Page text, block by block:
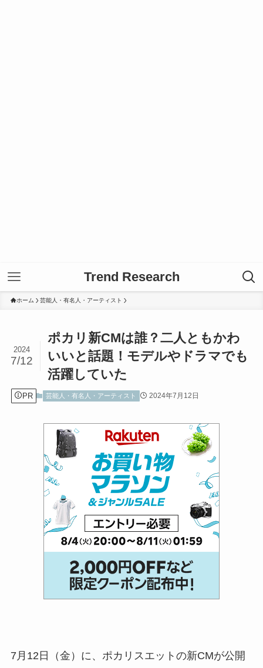
Trend Research
ホーム 芸能人・有名人・アーティスト
ポカリ新CMは誰？二人ともかわ
いいと話題！モデルやドラマでも
活躍していた
2024
7/12
PR 芸能人・有名人・アーティスト 2024年7月12日
7月12日（金）に、ポカリスエットの新CMが公開